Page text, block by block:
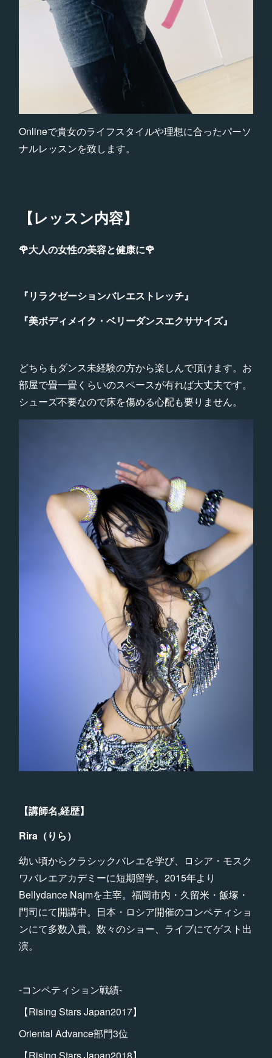
Onlineで貴女のライフスタイルや理想に合ったパーソ
ナルレッスンを致します。
【レッスン内容】
🌹大人の女性の美容と健康に🌹
『リラクゼーションバレエストレッチ』
『美ボディメイク・ベリーダンスエクササイズ』
どちらもダンス未経験の方から楽しんで頂けます。お
部屋で畳一畳くらいのスペースが有れば大丈夫です。
シューズ不要なので床を傷める心配も要りません。
【講師名,経歴】
Rira（りら）
幼い頃からクラシックバレエを学び、ロシア・モスク
ワバレエアカデミーに短期留学。2015年より
Bellydance Najmを主宰。福岡市内・久留米・飯塚・
門司にて開講中。日本・ロシア開催のコンペティショ
ンにて多数入賞。数々のショー、ライブにてゲスト出
演。
-コンペティション戦績-
【Rising Stars Japan2017】
Oriental Advance部門3位
【Rising Stars Japan2018】